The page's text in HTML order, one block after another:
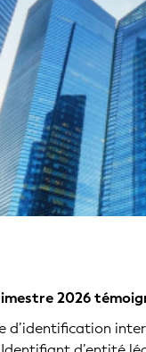
2026
d’identification